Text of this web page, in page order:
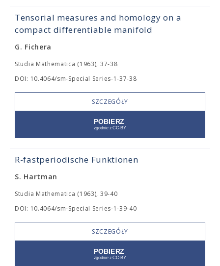
Tensorial measures and homology on a
compact differentiable manifold
G. Fichera
Studia Mathematica (1963), 37-38
DOI: 10.4064/sm-Special Series-1-37-38
SZCZEGÓŁY
R-fastperiodische Funktionen
S. Hartman
Studia Mathematica (1963), 39-40
DOI: 10.4064/sm-Special Series-1-39-40
SZCZEGÓŁY